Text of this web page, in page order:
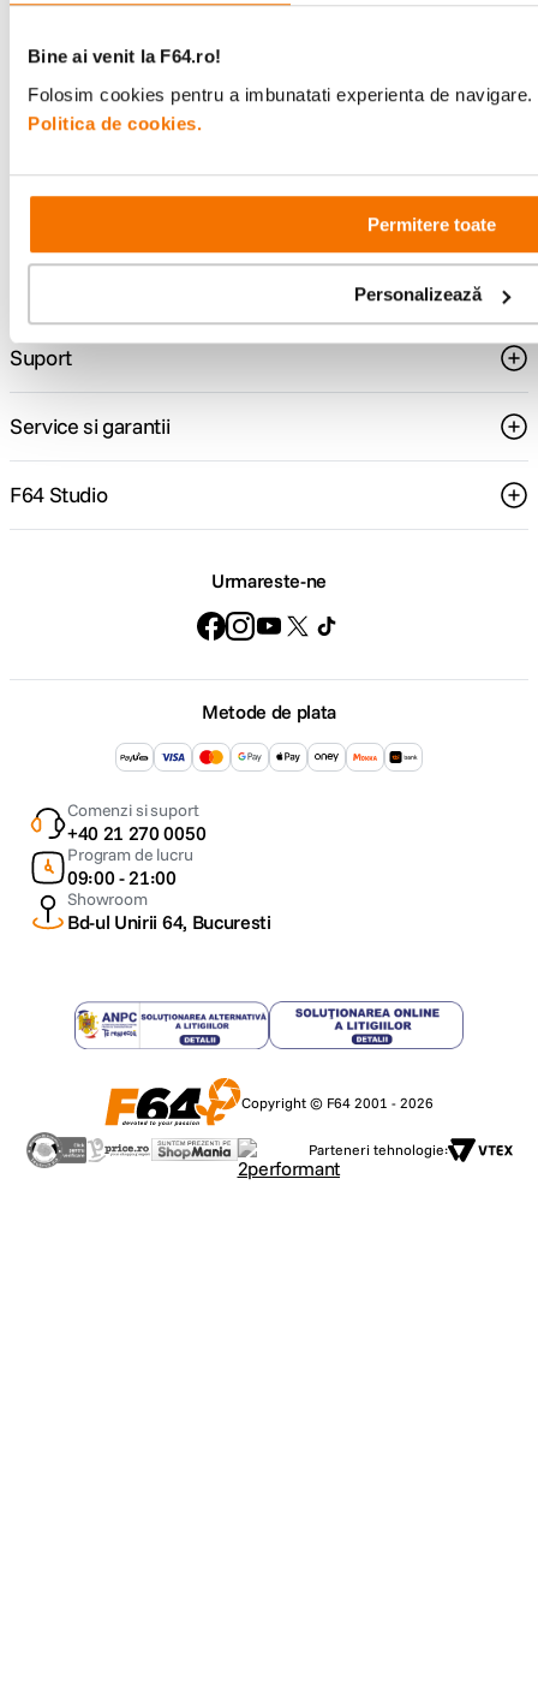
Bine ai venit la F64.ro!
Folosim cookies pentru a imbunatati experienta de
Politica de cookies.
Permitere toate
Personalizează
specializata
499lei
Suport
Service si garantii
F64 Studio
Urmareste-ne
Metode de plata
Comenzi si suport
+40 21 270 0050
Program de lucru
09:00 - 21:00
Showroom
Bd-ul Unirii 64, Bucuresti
Copyright © F64 2001 - 2026
Parteneri tehnologie: